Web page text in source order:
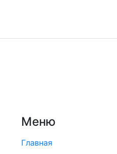
Меню
Главная